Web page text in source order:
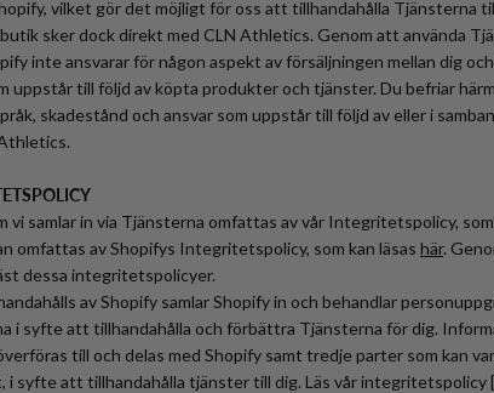
vilket gör det möjligt för oss att tillhandahålla Tjänsterna
sker dock direkt med CLN Athletics. Genom att använda
inte ansvarar för någon aspekt av försäljningen mellan dig
uppstår till följd av köpta produkter och tjänster. Du befriar
skadestånd och ansvar som uppstår till följd av eller i
vi samlar in via Tjänsterna omfattas av vår Integritetspolicy, som
omfattas av Shopifys Integritetspolicy, som kan läsas här.
dessa integritetspolicyer.
av Shopify samlar Shopify in och behandlar
i syfte att tillhandahålla och förbättra Tjänsterna för dig.
till och delas med Shopify samt tredje parter som kan
i syfte att tillhandahålla tjänster till dig. Läs vår integritetspolicy